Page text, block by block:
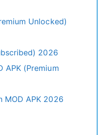
Unlocked)
2026
APK (Premium
MOD APK 2026